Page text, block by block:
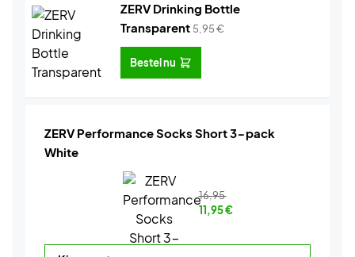
ZERV Drinking Bottle
Transparent 5,95€
Bestel nu
ZERV Performance Socks Short 3-pack
White
16,95
11,95€